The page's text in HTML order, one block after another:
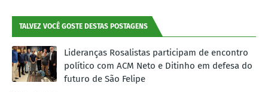
TALVEZ VOCÊ GOSTE DESTAS POSTAGENS
Lideranças Rosalistas participam de encontro
político com ACM Neto e Ditinho em defesa do
futuro de São Felipe